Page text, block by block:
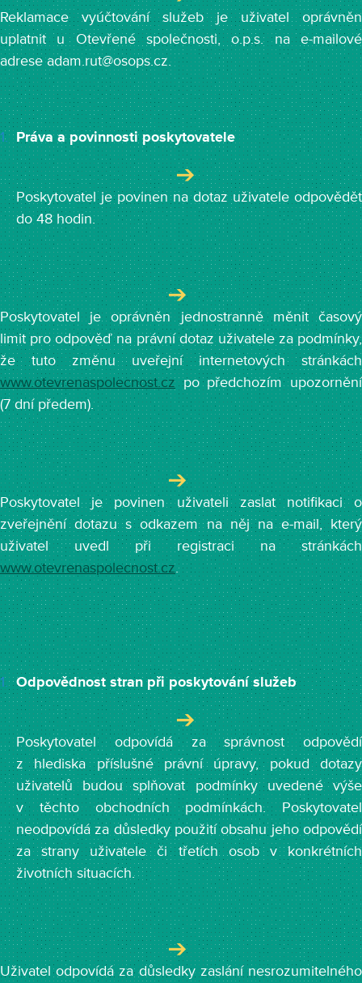
Reklamace vyúčtování služeb je uživatel oprávněn
uplatnit u Otevřené společnosti, o.p.s. na e-mailové
adrese adam.rut@osops.cz.
Práva a povinnosti poskytovatele
Poskytovatel je povinen na dotaz uživatele odpovědět
do 48 hodin.
Poskytovatel je oprávněn jednostranně měnit časový
limit pro odpověď na právní dotaz uživatele za podmínky,
že tuto změnu uveřejní internetových stránkách
www.otevrenaspolecnost.czpo předchozím upozornění
(7 dní předem).
Poskytovatel je povinen uživateli zaslat notifikaci o
zveřejnění dotazu s odkazem na něj na e-mail, který
uživatel uvedl při registraci na stránkách
www.otevrenaspolecnost.cz.
Odpovědnost stran při poskytování služeb
Poskytovatel odpovídá za správnost odpovědí
z hlediska příslušné právní úpravy, pokud dotazy
uživatelů budou splňovat podmínky uvedené výše
v těchto obchodních podmínkách. Poskytovatel
neodpovídá za důsledky použití obsahu jeho odpovědí
za strany uživatele či třetích osob v konkrétních
životních situacích.
Uživatel odpovídá za důsledky zaslání nesrozumitelného